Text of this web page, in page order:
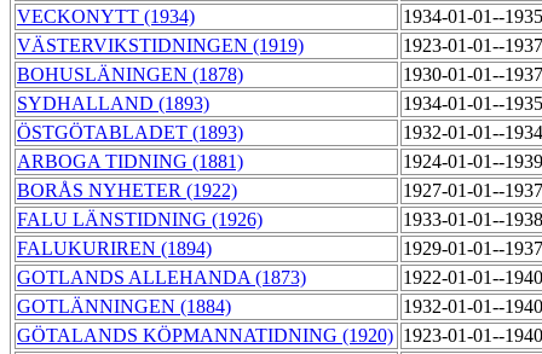
VECKONYTT (1934)
1934-01-01--
VÄSTERVIKSTIDNINGEN (1919)
1923-01-01--
BOHUSLÄNINGEN (1878)
1930-01-01--
SYDHALLAND (1893)
1934-01-01--
ÖSTGÖTABLADET (1893)
1932-01-01--
ARBOGA TIDNING (1881)
1924-01-01--
BORÅS NYHETER (1922)
1927-01-01--
FALU LÄNSTIDNING (1926)
1933-01-01--
FALUKURIREN (1894)
1929-01-01--
GOTLANDS ALLEHANDA (1873)
1922-01-01--
GOTLÄNNINGEN (1884)
1932-01-01--
GÖTALANDS KÖPMANNATIDNING (1920) 1923-01-01--